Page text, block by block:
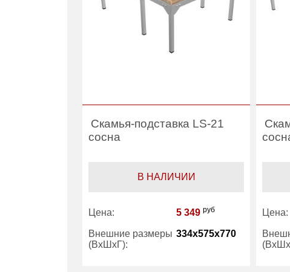
Скамья-подставка LS-21
сосна
В НАЛИЧИИ
Цена: 5 349 руб
Внешние размеры
(ВхШхГ):
334x575x770
Цена: